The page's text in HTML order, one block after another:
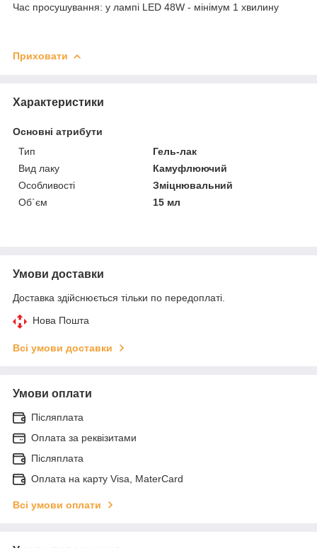
Час просушування: у лампі LED 48W - мінімум 1 хвилину
Приховати
Характеристики
Основні атрибути
Тип
Гель-лак
Вид лаку
Камуфлюючий
Особливості
Зміцнювальний
Об`єм
15 мл
Умови доставки
Доставка здійснюється тільки по передоплаті.
Нова Пошта
Всі умови доставки
Умови оплати
Післяплата
Оплата за реквізитами
Післяплата
Оплата на карту Visa, MaterCard
Всі умови оплати